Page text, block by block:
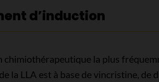
d’induction
chimiothérapeutique la plus
la LLA est à base de vincristine,